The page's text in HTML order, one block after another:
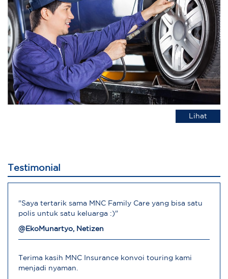
Lihat
Testimonial
"Saya tertarik sama MNC Family Care yang bisa satu
polis untuk satu keluarga :)"
@EkoMunartyo, Netizen
Terima kasih MNC Insurance konvoi touring kami
menjadi nyaman.